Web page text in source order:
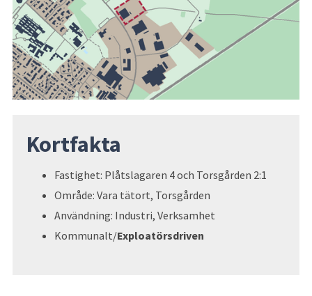
Kortfakta
Fastighet: Plåtslagaren 4 och Torsgården 2:1
Område: Vara tätort, Torsgården
Användning: Industri, Verksamhet
Kommunalt/Exploatörsdriven